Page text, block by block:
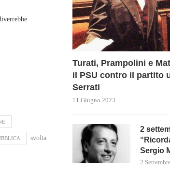
svolta
Turati, Prampolini e
il PSU contro il partito
Serrati
11 Giugno 2023
2
Sergio
2